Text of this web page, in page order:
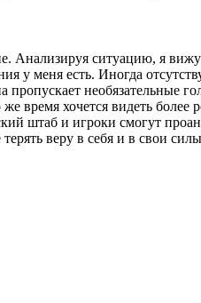
Анализируя ситуацию, я
у меня есть. Иногда
необязательные
время хочется видеть
штаб и игроки смогут
веру в себя и в свои